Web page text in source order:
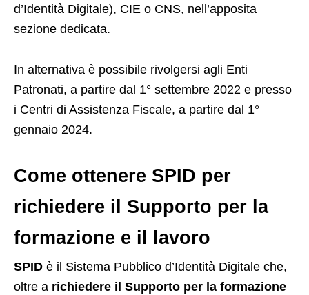
d’Identità Digitale), CIE o CNS, nell’apposita
sezione dedicata.
In alternativa è possibile rivolgersi agli Enti
Patronati, a partire dal 1° settembre 2022 e presso
i Centri di Assistenza Fiscale, a partire dal 1°
gennaio 2024.
Come ottenere SPID per
richiedere il Supporto per la
formazione e il lavoro
SPID è il Sistema Pubblico d’Identità Digitale che,
oltre a richiedere il Supporto per la formazione